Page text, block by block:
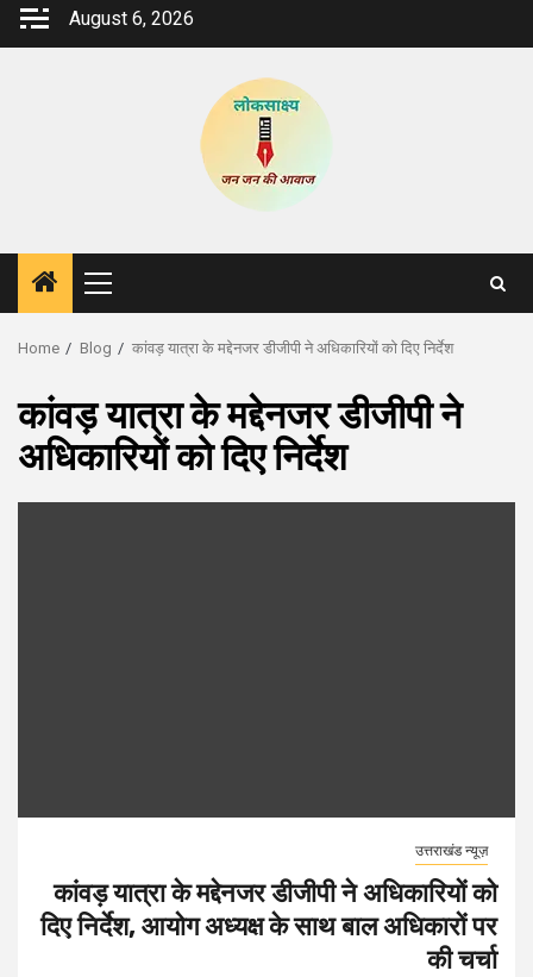
Skip
August 6, 2026
Primary
Menu
Home Blog कांवड़ यात्रा के मद्देनजर डीजीपी ने अधिकारियों को दिए निर्देश
कांवड़ यात्रा के मद्देनजर डीजीपी ने
अधिकारियों को दिए निर्देश
उत्तराखंड न्यूज़
कांवड़ यात्रा के मद्देनजर डीजीपी ने अधिकारियों को
दिए निर्देश, आयोग अध्यक्ष के साथ बाल अधिकारों पर
की चर्चा